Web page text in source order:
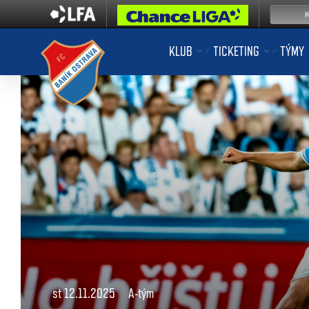
KLUB TICKETING TÝMY
st 12.11.2025 A-tým